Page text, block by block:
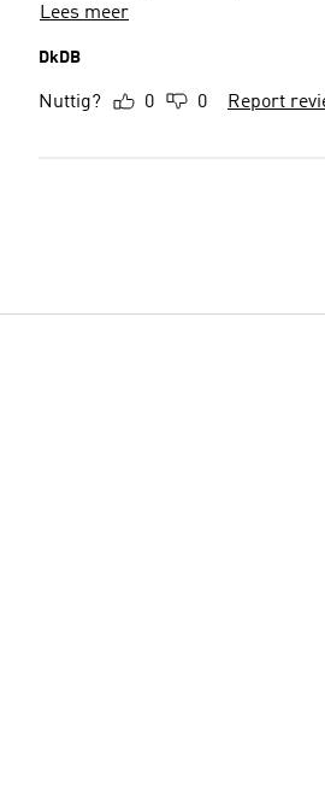
Lees meer
DkDB
Nuttig? 0 0 Report